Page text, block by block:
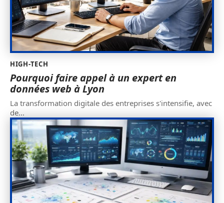
HIGH-TECH
Pourquoi faire appel à un expert en
données web à Lyon
La transformation digitale des entreprises s'intensifie, avec
de…